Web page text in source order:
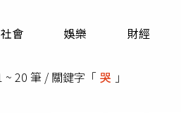
社會 娛樂 財經
~ 20 筆 / 關鍵字「 哭 」